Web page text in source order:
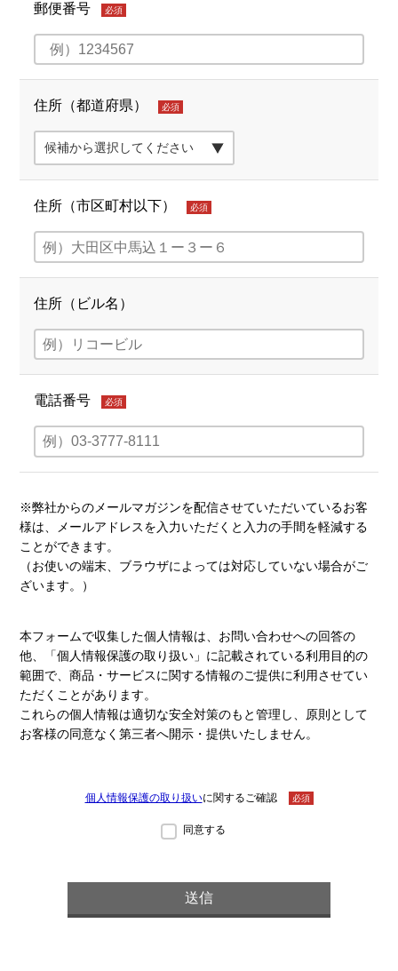
郵便番号 必須
住所（都道府県） 必須
住所（市区町村以下） 必須
住所（ビル名）
電話番号 必須
※弊社からのメールマガジンを配信させていただいているお客
様は、メールアドレスを入力いただくと入力の手間を軽減する
ことができます。
（お使いの端末、ブラウザによっては対応していない場合がご
ざいます。）
本フォームで収集した個人情報は、お問い合わせへの回答の
他、「個人情報保護の取り扱い」に記載されている利用目的の
範囲で、商品・サービスに関する情報のご提供に利用させてい
ただくことがあります。
これらの個人情報は適切な安全対策のもと管理し、原則として
お客様の同意なく第三者へ開示・提供いたしません。
個人情報保護の取り扱いに関するご確認 必須
同意する